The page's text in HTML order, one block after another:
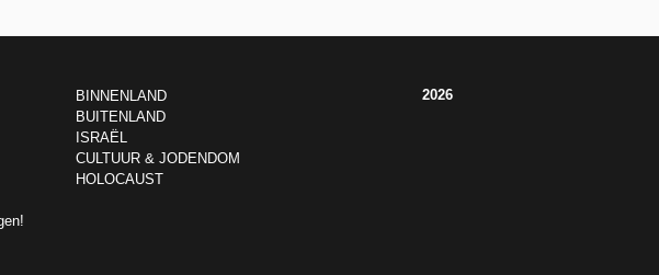
BINNENLAND
BUITENLAND
ISRAËL
CULTUUR & JODENDOM
HOLOCAUST
2026